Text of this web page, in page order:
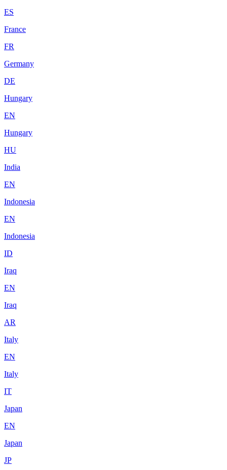
ES
France
FR
Germany
DE
Hungary
EN
Hungary
HU
India
EN
Indonesia
EN
Indonesia
ID
Iraq
EN
Iraq
AR
Italy
EN
Italy
IT
Japan
EN
Japan
JP